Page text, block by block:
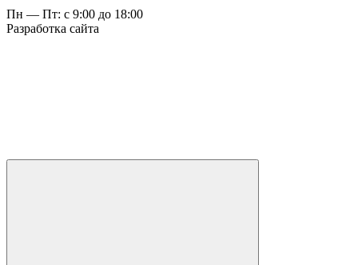
Пн — Пт: с 9:00 до 18:00
Разработка сайта